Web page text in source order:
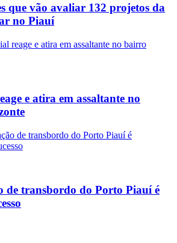
que vão avaliar 132 projetos da
no Piauí
e atira em assaltante no
de transbordo do Porto Piauí é